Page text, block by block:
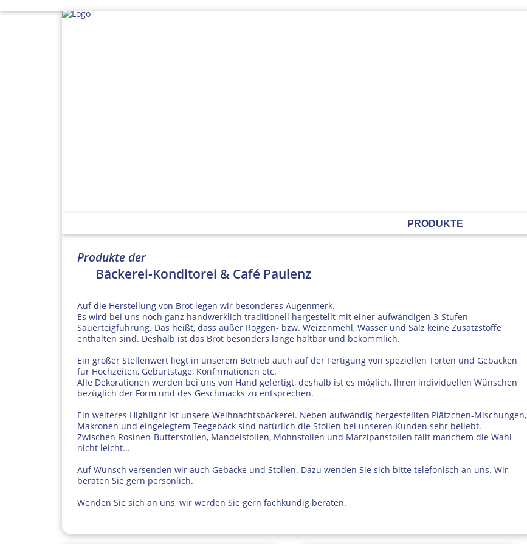
PRODUKTE
Produkte der
Bäckerei-Konditorei & Café Paulenz
Auf die Herstellung von Brot legen wir besonderes Augenmerk.
Es wird bei uns noch ganz handwerklich traditionell hergestellt mit einer aufwändigen 3-Stufen-
Sauerteigführung. Das heißt, dass außer Roggen- bzw. Weizenmehl, Wasser und Salz keine Zusatzstoffe
enthalten sind. Deshalb ist das Brot besonders lange haltbar und bekömmlich.
Ein großer Stellenwert liegt in unserem Betrieb auch auf der Fertigung von speziellen Torten und Gebäcken
für Hochzeiten, Geburtstage, Konfirmationen etc.
Alle Dekorationen werden bei uns von Hand gefertigt, deshalb ist es möglich, Ihren individuellen Wünschen
bezüglich der Form und des Geschmacks zu entsprechen.
Ein weiteres Highlight ist unsere Weihnachtsbäckerei. Neben aufwändig hergestellten Plätzchen-Mischungen,
Makronen und eingelegtem Teegebäck sind natürlich die Stollen bei unseren Kunden sehr beliebt.
Zwischen Rosinen-Butterstollen, Mandelstollen, Mohnstollen und Marzipanstollen fällt manchem die Wahl
nicht leicht...
Auf Wunsch versenden wir auch Gebäcke und Stollen. Dazu wenden Sie sich bitte telefonisch an uns. Wir
beraten Sie gern persönlich.
Wenden Sie sich an uns, wir werden Sie gern fachkundig beraten.